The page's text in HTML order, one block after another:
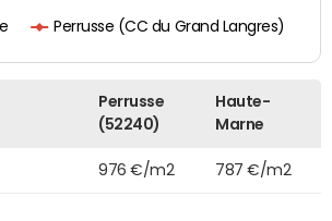
Perrusse (CC du Grand Langres)
Perrusse
(52240)
Haute-
Marne
976 €/m2 787 €/m2